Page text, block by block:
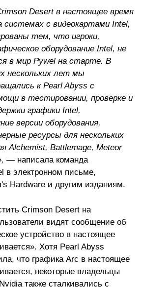
Desert в настоящее время
системах с видеокартами Intel,
тем, что игроки,
оборудование Intel, не
в мир Pywel на старте. В
нескольких лет мы
к Pearl Abyss с
в тестировании, проверке и
графики Intel,
версии оборудования,
ресурсы для нескольких
Alchemist, Battlemage, Meteor
— написала команда
в электронном письме,
Hardware и другим изданиям.
Crimson Desert на
видят сообщение об
устройство в настоящее
Хотя Pearl Abyss
что графика Arc в настоящее
некоторые владельцы
также сталкивались с